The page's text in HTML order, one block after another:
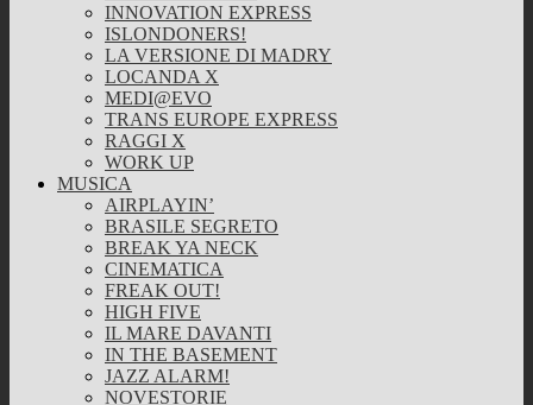
INNOVATION EXPRESS
ISLONDONERS!
LA VERSIONE DI MADRY
LOCANDA X
MEDI@EVO
TRANS EUROPE EXPRESS
RAGGI X
WORK UP
MUSICA
AIRPLAYIN’
BRASILE SEGRETO
BREAK YA NECK
CINEMATICA
FREAK OUT!
HIGH FIVE
IL MARE DAVANTI
IN THE BASEMENT
JAZZ ALARM!
NOVESTORIE